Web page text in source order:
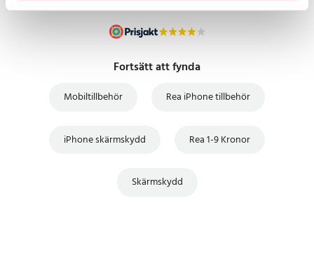
Fortsätt att fynda
Mobiltillbehör Rea iPhone tillbehör
iPhone skärmskydd Rea 1-9 Kronor
Skärmskydd